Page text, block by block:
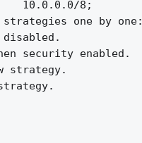
10.0.0.0/8;
one by one:
security enabled.
strategy.